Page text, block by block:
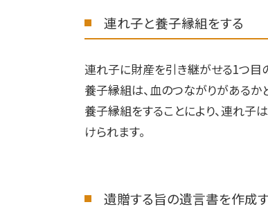
連れ子と養子縁組をする
連れ子に財産を引き継がせる1つ目
養子縁組は、血のつながりがあるか
養子縁組をすることにより、連れ子
けられます。
遺贈する旨の遺言書を作成